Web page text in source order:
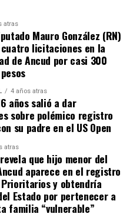
el dictamen de
permite nuevamente
particular en el
viene con algunas
rigurosos en la
la persona que quiera
construido
cerrado, tiene que
a los servicios básicos,
luz eléctrica y tener
por más de 5 años,
el consejero de la
Francisco Cárcamo había
atras
Mauro González (RN)
licitaciones en la
de Ancud por casi 300
4 años atras
años salió a dar
sobre polémico registro
su padre en el US Open
atras
que hijo menor del
aparece en el registro
Prioritarios y obtendría
Estado por pertenecer a
familia “vulnerable”